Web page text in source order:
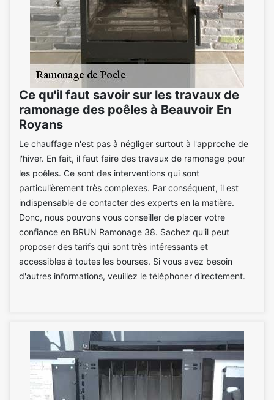
Ce qu'il faut savoir sur les travaux de
ramonage des poêles à Beauvoir En
Royans
Le chauffage n'est pas à négliger surtout à l'approche de
l'hiver. En fait, il faut faire des travaux de ramonage pour
les poêles. Ce sont des interventions qui sont
particulièrement très complexes. Par conséquent, il est
indispensable de contacter des experts en la matière.
Donc, nous pouvons vous conseiller de placer votre
confiance en BRUN Ramonage 38. Sachez qu'il peut
proposer des tarifs qui sont très intéressants et
accessibles à toutes les bourses. Si vous avez besoin
d'autres informations, veuillez le téléphoner directement.